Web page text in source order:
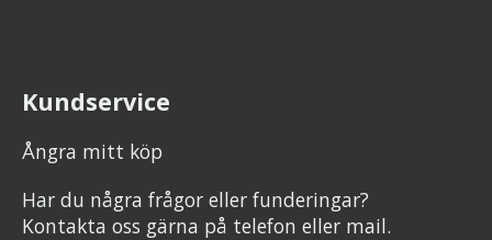
Kundservice
Ångra mitt köp
Har du några frågor eller funderingar?
Kontakta oss gärna på telefon eller mail.